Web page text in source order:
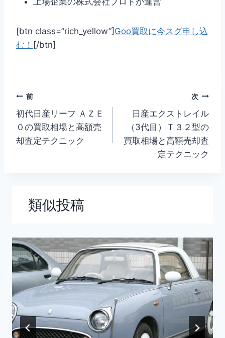
[btn class=”rich_yellow”] Goo買取に今スグ申し込
む！ [/btn]
投
稿
ナ
ー
ョ
ン
前
初代日産リーフ ＡＺＥ
０の買取相場と高額売
却査定テクニック
次
日産エクストレイル
（3代目）Ｔ３２型の
買取相場と高額売却査
定テクニック
類似投稿